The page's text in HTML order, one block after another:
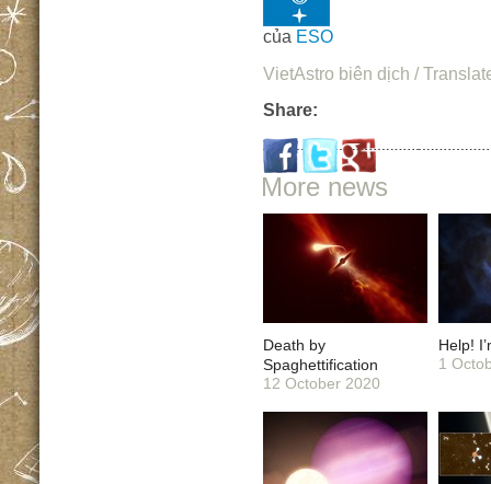
của ESO
VietAstro biên dịch /
Share:
More news
Death by
Spaghettification
12 October 2020
Help!
1